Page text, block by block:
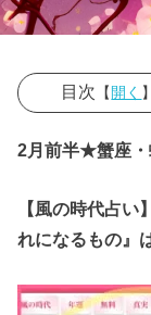
目次 【開く 】
月前半by
» 【魚座】
2月前半★蟹座・
【風の時代占
れになるもの』